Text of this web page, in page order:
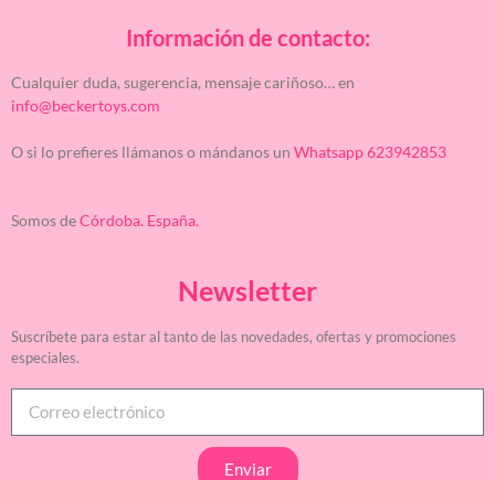
Información de contacto:
Cualquier duda, sugerencia, mensaje cariñoso… en
info@beckertoys.com
O si lo prefieres llámanos o mándanos un Whatsapp 623942853
Somos deCórdoba. España.
Newsletter
Suscríbete para estar al tanto de las novedades, ofertas y promociones
especiales.
Enviar